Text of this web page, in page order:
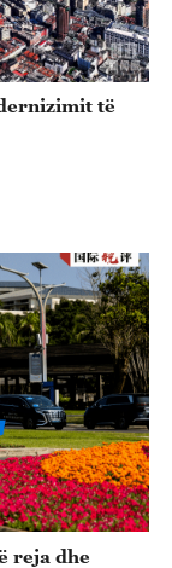
të
reja dhe